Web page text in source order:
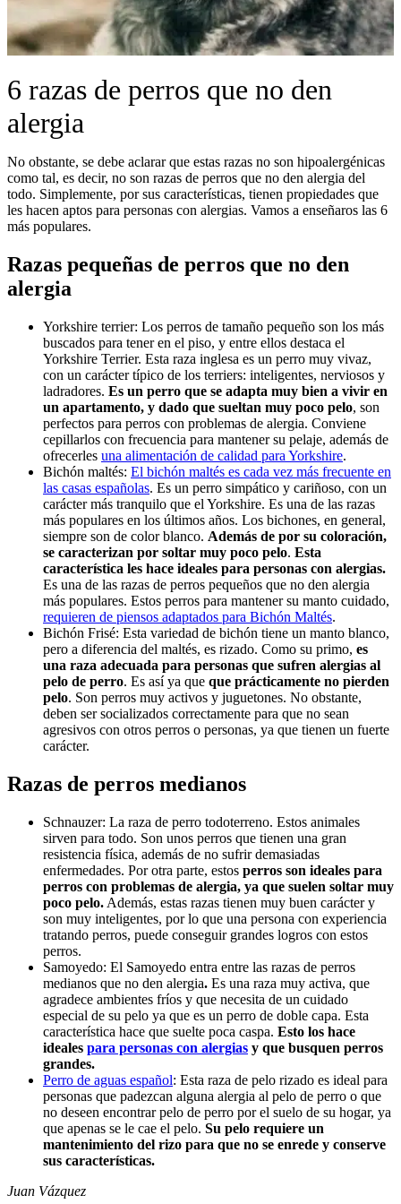
6 razas de perros que no den
alergia
No obstante, se debe aclarar que estas razas no son hipoalergénicas
como tal, es decir, no son razas de perros que no den alergia del
todo. Simplemente, por sus características, tienen propiedades que
les hacen aptos para personas con alergias. Vamos a enseñaros las 6
más populares.
Razas pequeñas de perros que no den
alergia
Yorkshire terrier: Los perros de tamaño pequeño son los más
buscados para tener en el piso, y entre ellos destaca el
Yorkshire Terrier. Esta raza inglesa es un perro muy vivaz,
con un carácter típico de los terriers: inteligentes, nerviosos y
ladradores. Es un perro que se adapta muy bien a vivir en
un apartamento, y dado que sueltan muy poco pelo, son
perfectos para perros con problemas de alergia. Conviene
cepillarlos con frecuencia para mantener su pelaje, además de
ofrecerles una alimentación de calidad para Yorkshire.
Bichón maltés: El bichón maltés es cada vez más frecuente en
las casas españolas. Es un perro simpático y cariñoso, con un
carácter más tranquilo que el Yorkshire. Es una de las razas
más populares en los últimos años. Los bichones, en general,
siempre son de color blanco. Además de por su coloración,
se caracterizan por soltar muy poco pelo. Esta
característica les hace ideales para personas con alergias.
Es una de las razas de perros pequeños que no den alergia
más populares. Estos perros para mantener su manto cuidado,
requieren de piensos adaptados para Bichón Maltés.
Bichón Frisé: Esta variedad de bichón tiene un manto blanco,
pero a diferencia del maltés, es rizado. Como su primo, es
una raza adecuada para personas que sufren alergias al
pelo de perro. Es así ya que que prácticamente no pierden
pelo. Son perros muy activos y juguetones. No obstante,
deben ser socializados correctamente para que no sean
agresivos con otros perros o personas, ya que tienen un fuerte
carácter.
Razas de perros medianos
Schnauzer: La raza de perro todoterreno. Estos animales
sirven para todo. Son unos perros que tienen una gran
resistencia física, además de no sufrir demasiadas
enfermedades. Por otra parte, estos perros son ideales para
perros con problemas de alergia, ya que suelen soltar muy
poco pelo. Además, estas razas tienen muy buen carácter y
son muy inteligentes, por lo que una persona con experiencia
tratando perros, puede conseguir grandes logros con estos
perros.
Samoyedo: El Samoyedo entra entre las razas de perros
medianos que no den alergia. Es una raza muy activa, que
agradece ambientes fríos y que necesita de un cuidado
especial de su pelo ya que es un perro de doble capa. Esta
característica hace que suelte poca caspa. Esto los hace
ideales para personas con alergias y que busquen perros
grandes.
Perro de aguas español: Esta raza de pelo rizado es ideal para
personas que padezcan alguna alergia al pelo de perro o que
no deseen encontrar pelo de perro por el suelo de su hogar, ya
que apenas se le cae el pelo. Su pelo requiere un
mantenimiento del rizo para que no se enrede y conserve
sus características.
Juan Vázquez